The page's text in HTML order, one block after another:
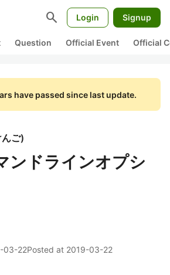
search Login Signup
Question Official Event Official
have passed since last update.
んご)
ンドラインオプシ
03-22Posted at 2019-03-22